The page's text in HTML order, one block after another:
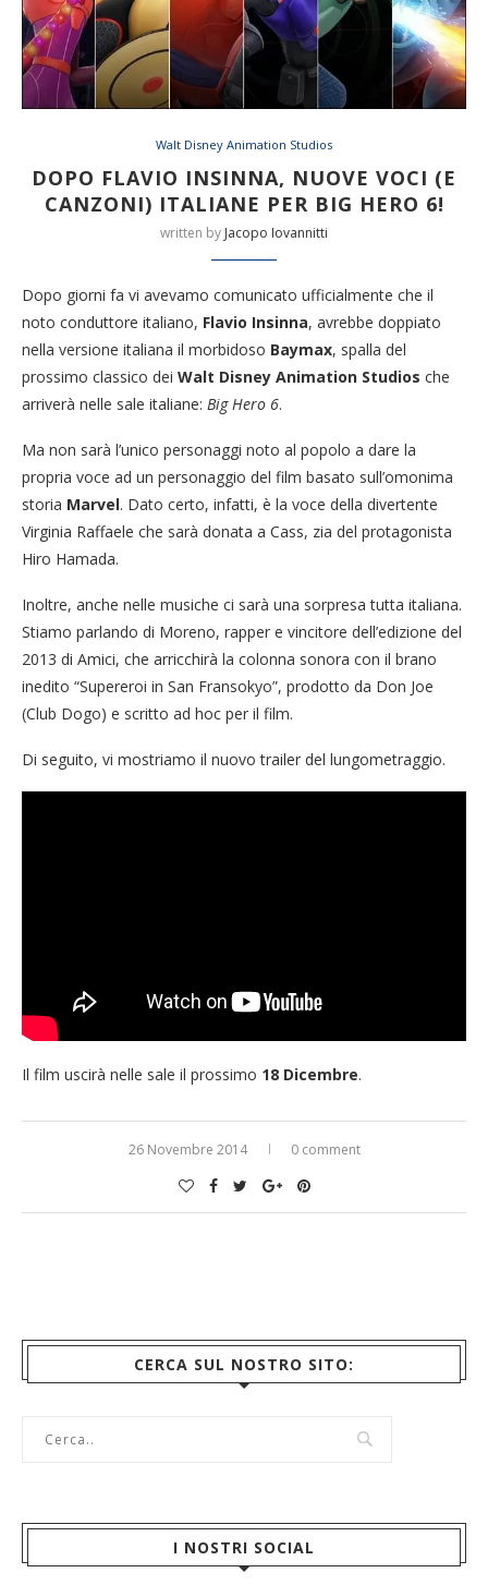
Walt Disney Animation Studios
DOPO FLAVIO INSINNA, NUOVE VOCI (E
CANZONI) ITALIANE PER BIG HERO 6!
written by Jacopo Iovannitti
Dopo giorni fa vi avevamo comunicato ufficialmente che il
noto conduttore italiano, Flavio Insinna, avrebbe doppiato
nella versione italiana il morbidoso Baymax, spalla del
prossimo classico dei Walt Disney Animation Studios che
arriverà nelle sale italiane: Big Hero 6.
Ma non sarà l’unico personaggi noto al popolo a dare la
propria voce ad un personaggio del film basato sull’omonima
storia Marvel. Dato certo, infatti, è la voce della divertente
Virginia Raffaele che sarà donata a Cass, zia del protagonista
Hiro Hamada.
Inoltre, anche nelle musiche ci sarà una sorpresa tutta italiana.
Stiamo parlando di Moreno, rapper e vincitore dell’edizione del
2013 di Amici, che arricchirà la colonna sonora con il brano
inedito “Supereroi in San Fransokyo”, prodotto da Don Joe
(Club Dogo) e scritto ad hoc per il film.
Di seguito, vi mostriamo il nuovo trailer del lungometraggio.
Il film uscirà nelle sale il prossimo 18 Dicembre.
26 Novembre 2014 0 comment
CERCA SUL NOSTRO SITO:
I NOSTRI SOCIAL